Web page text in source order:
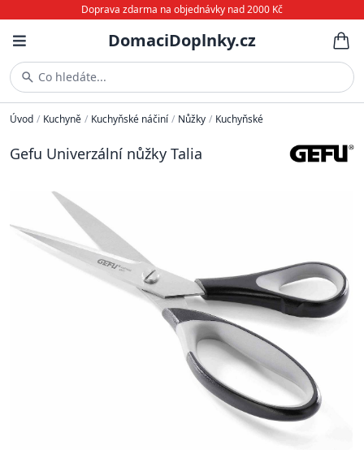
Doprava zdarma na objednávky nad 2000 Kč
DomaciDoplnky.cz
Co hledáte...
Úvod / Kuchyně / Kuchyňské náčiní / Nůžky / Kuchyňské
Gefu Univerzální nůžky Talia